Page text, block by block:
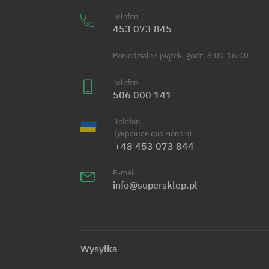
Telefon
453 073 845
Poniedziałek-piątek, godz. 8:00-16:00
Telefon
506 000 141
Telefon
(українською мовою)
+48 453 073 844
E-mail
info@supersklep.pl
Wysyłka